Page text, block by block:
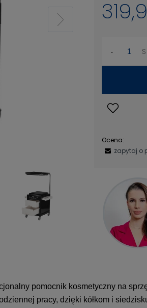
Ocena:
zapytaj o
pomocnik kosmetyczny na
pracy, dzięki kółkom i